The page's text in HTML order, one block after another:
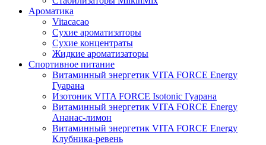
Ароматика
Vitacacao
Сухие ароматизаторы
Сухие концентраты
Жидкие ароматизаторы
Спортивное питание
Витаминный энергетик VITA FORCE Energy
Гуарана
Изотоник VITA FORCE Isotonic Гуарана
Витаминный энергетик VITA FORCE Energy
Ананас-лимон
Витаминный энергетик VITA FORCE Energy
Клубника-ревень